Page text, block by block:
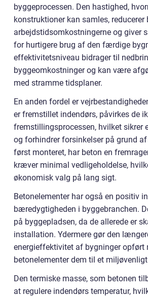
byggeprocessen. Den hastighed,
konstruktioner kan samles, reducerer
arbejdstidsomkostningerne og giver
for hurtigere brug af den færdige
effektivitetsniveau bidrager til
byggeomkostninger og kan være
med stramme tidsplaner.
En anden fordel er
er fremstillet indendørs, påvirkes de
fremstillingsprocessen, hvilket sikrer
og forhindrer forsinkelser på grund
først monteret, har beton en
kræver minimal vedligeholdelse,
økonomisk valg på lang sigt.
Betonelementer har også en positiv
bæredygtigheden i byggebranchen.
på byggepladsen, da de allerede er
installation. Ydermere gør den
energieffektivitet af bygninger opført
betonelementer dem til et
Den termiske masse, som betonen
at regulere indendørs temperatur,